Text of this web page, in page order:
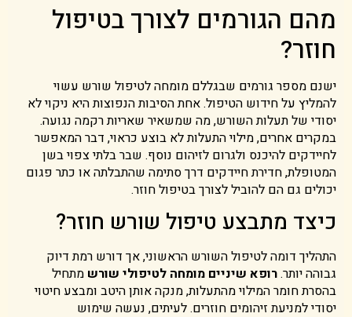
מהם הגורמים לצורך בטיפול
חוזר?
ישנם מספר גורמים שבגללם מומחה לטיפול שורש עשוי
להמליץ על חידוש הטיפול. אחת הסיבות הנפוצות היא ניקוי לא
יסודי של תעלות השורש, מה שמשאיר שאריות רקמה נגועה.
במקרים אחרים, מילוי התעלות לא בוצע כראוי, דבר המאפשר
לחיידקים להיכנס ולגרום לזיהום נוסף. שבר בלתי צפוי בשן
המטופלת, חדירת חיידקים דרך סתימה שהתבלתה או כתר פגום
יכולים גם הם להוביל לצורך בטיפול חוזר.
כיצד מתבצע טיפול שורש חוזר?
התהליך דומה לטיפול השורש הראשוני, אך דורש רמת דיוק
גבוהה יותר.רופא שיניים מומחה לטיפולי שורש מתחיל
בהסרת חומר המילוי מהתעלות, מנקה אותן היטב ומבצע חיטוי
יסודי למניעת זיהומים חוזרים. לעיתים, נעשה שימוש